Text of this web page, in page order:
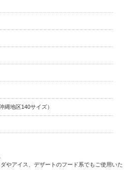
縄地区140サイズ）
やアイス、デザートのフード系でもご使用いた